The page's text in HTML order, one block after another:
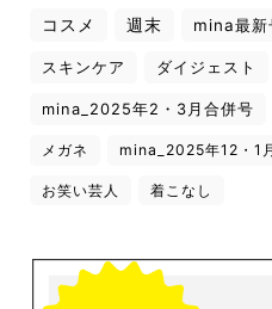
コスメ 週末 mina最新
スキンケア ダイジェスト
mina_2025年2・3月合併号
メガネ mina_2025年12・1
お笑い芸人 着こなし